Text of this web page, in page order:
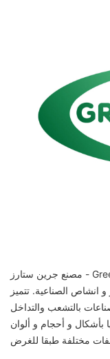
مصنع جرين ستارز - Green Stars من افضل مصانع السلوتيب و مواد
انشاص الصناعية. تتميز
بالتشعب والتداخل
بأشكال و أحجام و ألوان